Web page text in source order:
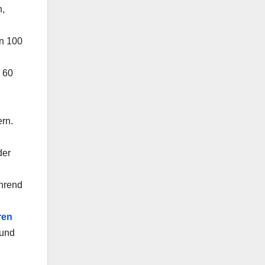
100
60